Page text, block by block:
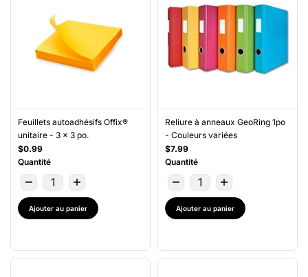
Feuillets autoadhésifs Offix®
unitaire - 3 x 3 po.
$0.99
Quantité
Ajouter au panier
Reliure à anneaux GeoRing 1po
- Couleurs variées
$7.99
Quantité
Ajouter au panier